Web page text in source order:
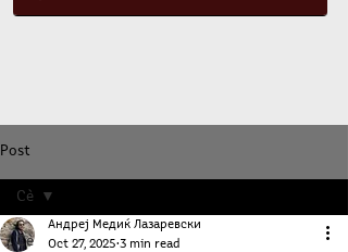
Post
Сè
Сè
Андреј Медиќ Лазаревски
Oct 27, 2025 3 min read